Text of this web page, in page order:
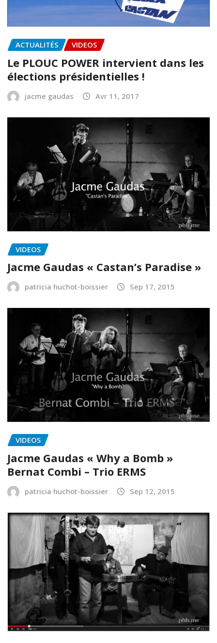
ACTUALITÉS VIDEOS
Le PLOUC POWER intervient dans les
élections présidentielles !
jacme gaudas Avr 11, 2017
VIDEOS
Jacme Gaudas « Castan’s Paradise »
patricia huchot-boissier Sep 17, 2015
VIDEOS
Jacme Gaudas « Why a Bomb »
Bernat Combi – Trio ERMS
patricia huchot-boissier Sep 12, 2015